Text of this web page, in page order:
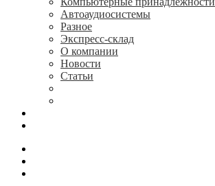
Автоаудиосистемы
Разное
Экспресс-склад
О компании
Новости
Статьи